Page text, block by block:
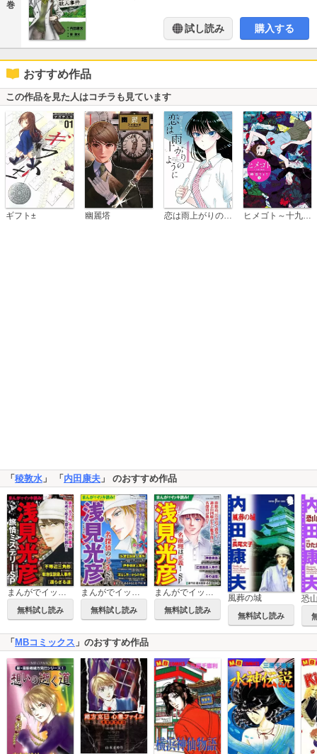
巻
試し読み 購入する
おすすめ作品
この作品を見た人はコチラも見ています
ギフト± 幽麗塔 恋は雨上がりのように ヒメゴト～十九歳の制服～
「 稜敦水 」 「 内田康夫 」 のおすすめ作品
まんがでイッキ読み！ 浅見光彦旅情ミステリーSP
無料試し読み
まんがでイッキ読み！ 浅見光彦 名探偵のピンチSP
無料試し読み
まんがでイッキ読み！ 浅見光彦 名推理は正義！ SP
無料試し読み
風葬の城
無料試し読み
恐
「 MBコミックス 」のおすすめ作品